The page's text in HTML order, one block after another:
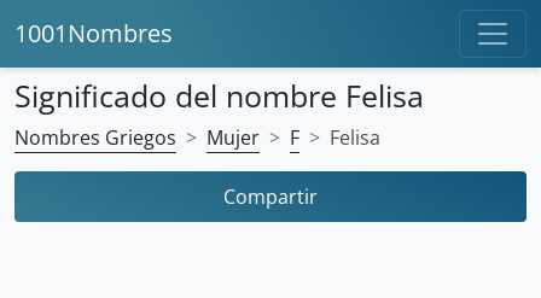
1001Nombres
Significado del nombre Felisa
Nombres Griegos Mujer F Felisa
Compartir